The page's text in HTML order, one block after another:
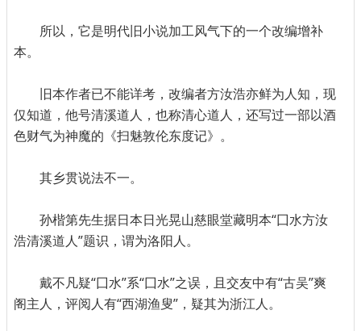
所以，它是明代旧小说加工风气下的一个改编增补
本。
旧本作者已不能详考，改编者方汝浩亦鲜为人知，现
仅知道，他号清溪道人，也称清心道人，还写过一部以酒
色财气为神魔的《扫魅敦伦东度记》。
其乡贯说法不一。
孙楷第先生据日本日光晃山慈眼堂藏明本“囗水方汝
浩清溪道人”题识，谓为洛阳人。
戴不凡疑“囗水”系“囗水”之误，且交友中有“古吴”爽
阁主人，评阅人有“西湖渔叟”，疑其为浙江人。